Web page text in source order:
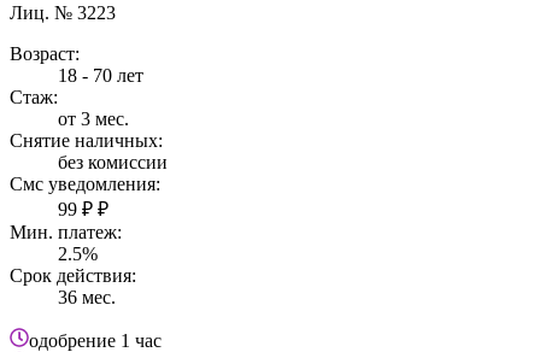
Лиц. № 3223
Возраст:
18 - 70 лет
Стаж:
от 3 мес.
Снятие наличных:
без комиссии
Смс уведомления:
99 ₽ ₽
Мин. платеж:
2.5%
Срок действия:
36 мес.
одобрение 1 час